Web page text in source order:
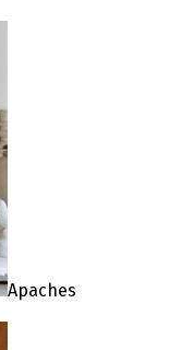
Apaches